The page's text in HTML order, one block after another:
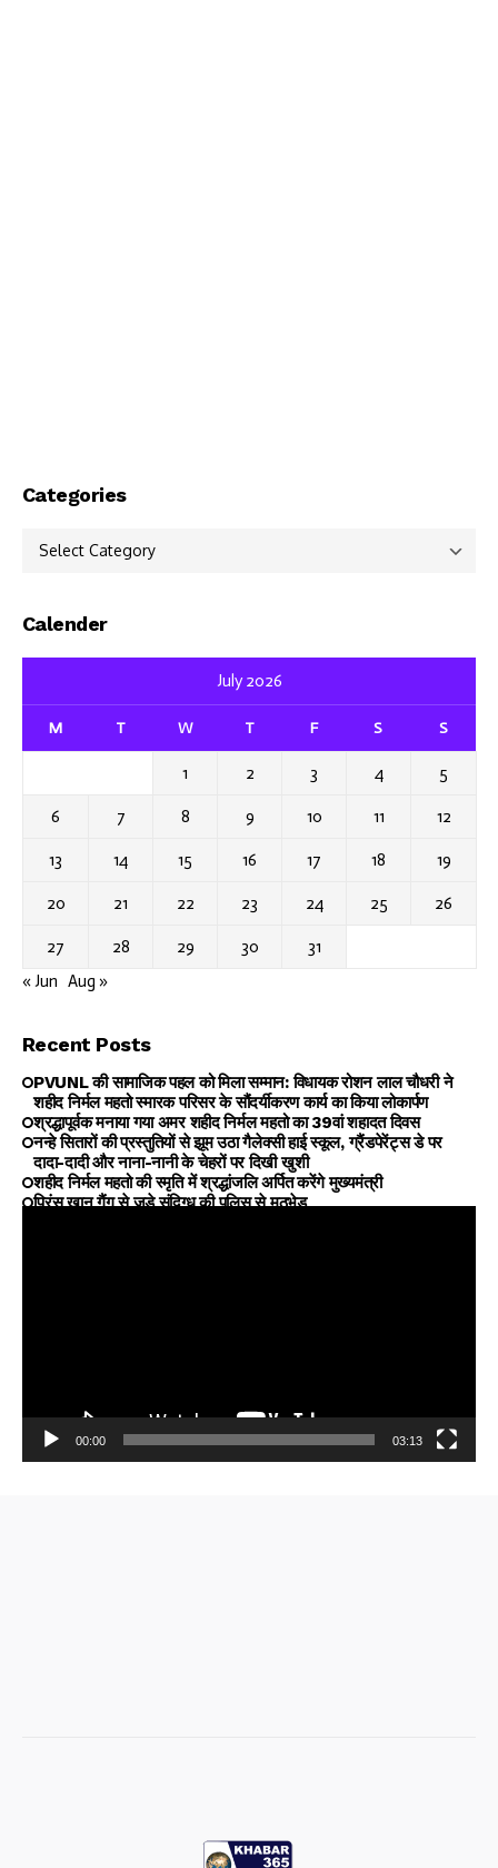
Categories
Calender
July 2026
M T W T F S S
1 2 3 4 5
6 7 8 9 10 11 12
13 14 15 16 17 18 19
20 21 22 23 24 25 26
27 28 29 30
31
« Jun Aug »
Recent Posts
PVUNL की सामाजिक पहल को मिला सम्मान: विधायक रोशन लाल चौधरी ने
शहीद निर्मल महतो स्मारक परिसर के सौंदर्यीकरण कार्य का किया लोकार्पण
श्रद्धापूर्वक मनाया गया अमर शहीद निर्मल महतो का 39वां शहादत दिवस
नन्हे सितारों की प्रस्तुतियों से झूम उठा गैलेक्सी हाई स्कूल, ग्रैंडपेरेंट्स डे पर
दादा-दादी और नाना-नानी के चेहरों पर दिखी खुशी
शहीद निर्मल महतो की स्मृति में श्रद्धांजलि अर्पित करेंगे मुख्यमंत्री
प्रिंस खान गैंग से जुड़े संदिग्ध की पुलिस से मुठभेड़
00:00 03:13